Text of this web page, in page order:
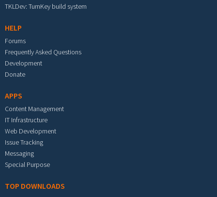
TKLDev: TurnKey build system
HELP
Forums
Frequently Asked Questions
Development
Donate
APPS
Content Management
IT Infrastructure
Web Development
Issue Tracking
Messaging
Special Purpose
TOP DOWNLOADS